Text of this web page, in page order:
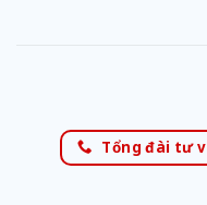
Tổng đài tư